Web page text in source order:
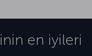
en iyileri